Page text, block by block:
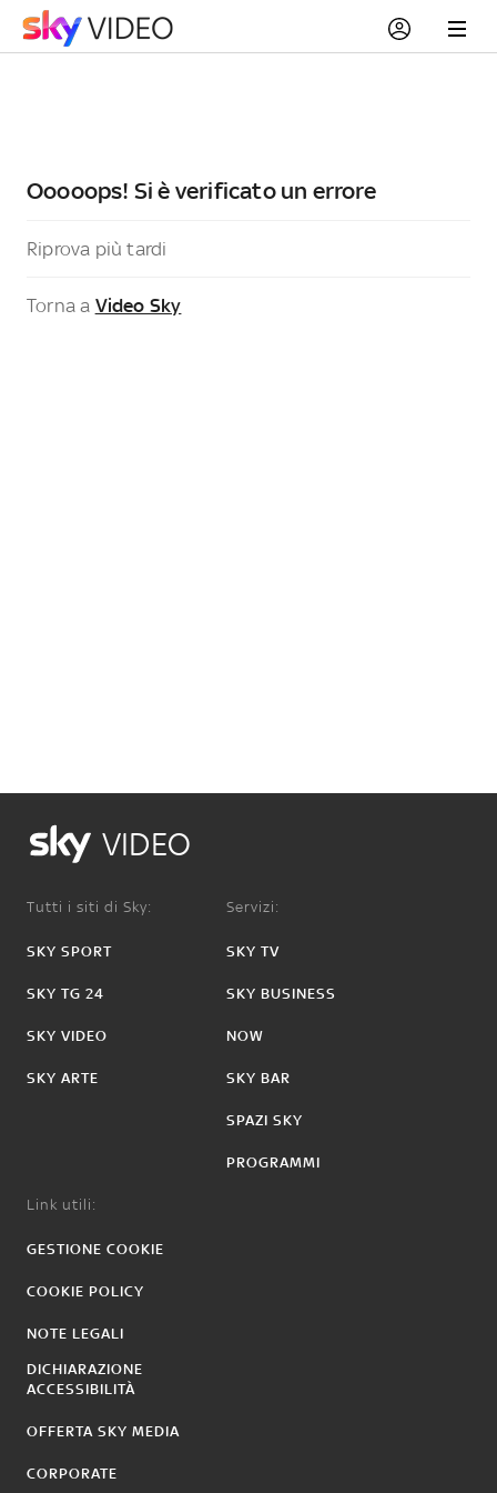
Ooooops! Si è verificato un errore
Riprova più tardi
Torna a Video Sky
VIDEO
Tutti i siti di Sky:
SKY SPORT
SKY TG 24
SKY VIDEO
SKY ARTE
Servizi:
SKY TV
SKY BUSINESS
NOW
SKY BAR
SPAZI SKY
PROGRAMMI
Link utili:
GESTIONE COOKIE
COOKIE POLICY
NOTE LEGALI
DICHIARAZIONE
ACCESSIBILITÀ
OFFERTA SKY MEDIA
CORPORATE